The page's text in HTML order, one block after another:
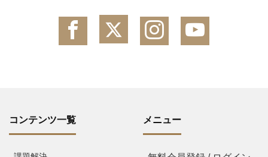
コンテンツ一覧 メニュー